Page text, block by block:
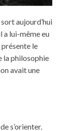
aujourd’hui
a lui-même eu
le
la philosophie
avait une
s’orienter.